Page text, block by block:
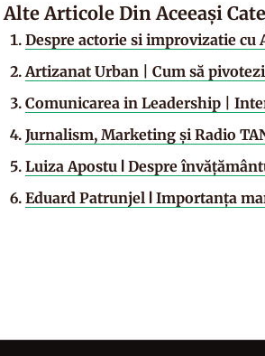
Alte Articole Din Aceeași
Despre actorie si improvizatie cu
Artizanat Urban | Cum să
Comunicarea in Leadership |
Jurnalism, Marketing și Radio
Luiza Apostu ǀ Despre
Eduard Patrunjel ǀ Importanța